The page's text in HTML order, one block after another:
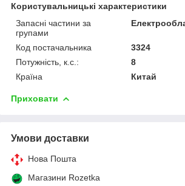
Користувальницькі характеристики
Запасні частини за
групами
Код постачальника
3324
Потужність, к.с.:
8
Країна
Китай
Приховати
Умови доставки
Нова Пошта
Магазини Rozetka